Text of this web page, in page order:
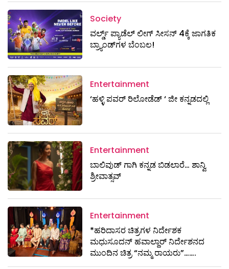
Society
ವರ್ಲ್ಡ್ ಪ್ಯಾಡೆಲ್ ಲೀಗ್ ಸೀಸನ್ 4ಕ್ಕೆ ಜಾಗತಿಕ
ಬ್ರ್ಯಾಂಡ್‌ಗಳ ಬೆಂಬಲ!
Entertainment
‘ಹಳ್ಳಿ ಪವರ್ ರಿಲೋಡೆಡ್ ‘ ಜೀ ಕನ್ನಡದಲ್ಲಿ
Entertainment
ಬಾಲಿವುಡ್ ಗಾಗಿ ಕನ್ನಡ ಬಿಡಲಾರೆ… ಶಾನ್ವಿ
ಶ್ರೀವಾತ್ಸವ್
Entertainment
*ಹರಿದಾಸರ ಚಿತ್ರಗಳ ನಿರ್ದೇಶಕ
ಮಧುಸೂದನ್ ಹವಾಲ್ದಾರ್ ನಿರ್ದೇಶನದ
ಮುಂದಿನ ಚಿತ್ರ “ನಮ್ಮ ರಾಯರು”…….